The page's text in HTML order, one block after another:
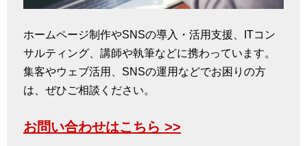
ホームページ制作やSNSの導入・活用支援、ITコン
サルティング、講師や執筆などに携わっています。
集客やウェブ活用、SNSの運用などでお困りの方
は、ぜひご相談ください。
お問い合わせはこちら >>